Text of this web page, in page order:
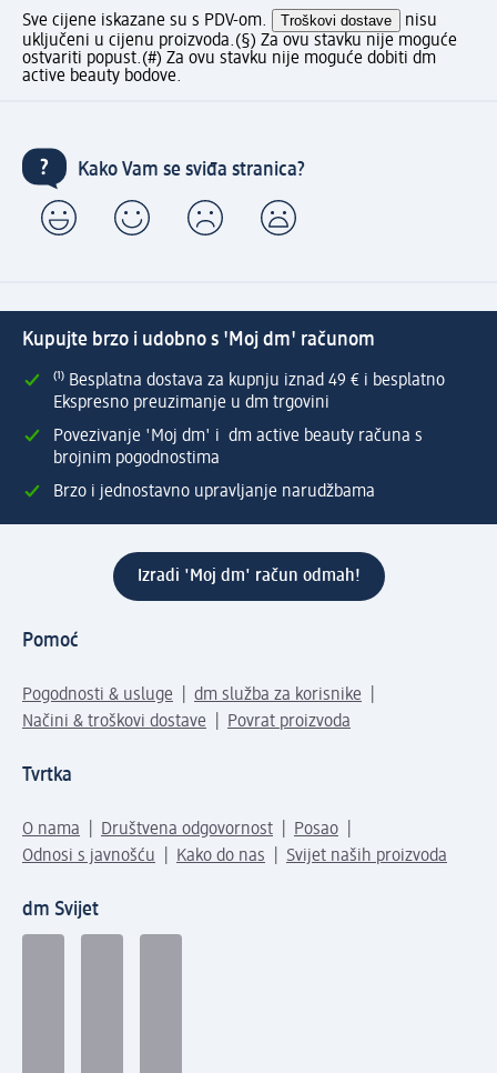
Sve cijene iskazane su s PDV-om. Troškovi dostave
nisu
uključeni u cijenu proizvoda.(§) Za ovu stavku nije moguće
ostvariti popust.(#) Za ovu stavku nije moguće dobiti dm
active beauty bodove.
Kako Vam se sviđa stranica?
Kupujte brzo i udobno s 'Moj dm' računom
⁽¹⁾ Besplatna dostava za kupnju iznad 49 € i besplatno
Ekspresno preuzimanje u dm trgovini
Povezivanje 'Moj dm' i dm active beauty računa s
brojnim pogodnostima
Brzo i jednostavno upravljanje narudžbama
Izradi 'Moj dm' račun odmah!
Pomoć
Pogodnosti & usluge
dm služba za korisnike
Načini & troškovi dostave
Povrat proizvoda
Tvrtka
O nama Društvena odgovornost
Posao
Odnosi s javnošću
Kako do nas Svijet naših proizvoda
dm Svijet